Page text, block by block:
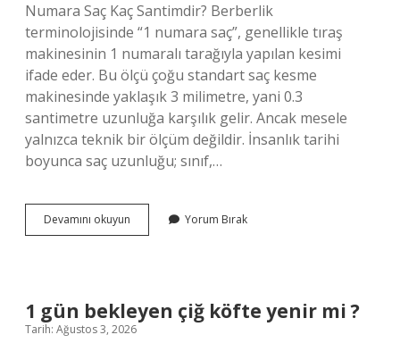
Numara Saç Kaç Santimdir? Berberlik
terminolojisinde “1 numara saç”, genellikle tıraş
makinesinin 1 numaralı tarağıyla yapılan kesimi
ifade eder. Bu ölçü çoğu standart saç kesme
makinesinde yaklaşık 3 milimetre, yani 0.3
santimetre uzunluğa karşılık gelir. Ancak mesele
yalnızca teknik bir ölçüm değildir. İnsanlık tarihi
boyunca saç uzunluğu; sınıf,…
Devamını okuyun
numara
Yorum Bırak
1 gün bekleyen çiğ köfte yenir mi ?
Tarih: Ağustos 3, 2026